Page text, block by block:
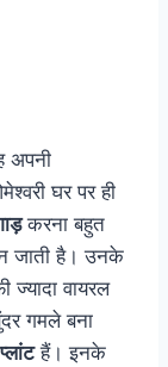
अपनी
घर पर ही
करना बहुत
जाती है। उनके
ज्यादा वायरल
गमले बना
हैं। इनके